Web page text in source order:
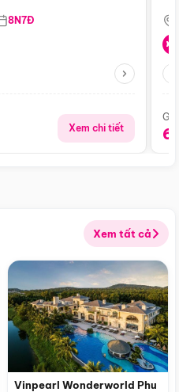
8N7Đ
Xem chi tiết
Xem tất cả
Vinpearl Wonderworld Phu